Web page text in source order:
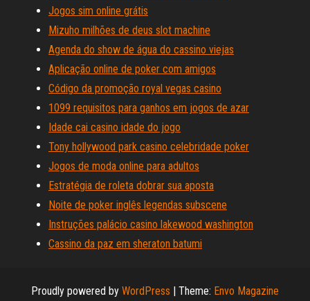
Jogos sim online grátis
Mizuho milhões de deus slot machine
Agenda do show de água do cassino viejas
Aplicação online de poker com amigos
Código da promoção royal vegas casino
1099 requisitos para ganhos em jogos de azar
Idade cai casino idade do jogo
Tony hollywood park casino celebridade poker
Jogos de moda online para adultos
Estratégia de roleta dobrar sua aposta
Noite de poker inglês legendas subscene
Instruções palácio casino lakewood washington
Cassino da paz em sheraton batumi
Proudly powered by WordPress | Theme: Envo Magazine